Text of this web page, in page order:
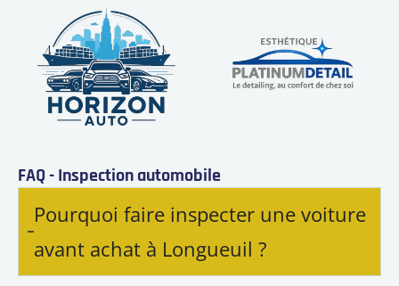
FAQ - Inspection automobile
Pourquoi faire inspecter une voiture
avant achat à Longueuil ?